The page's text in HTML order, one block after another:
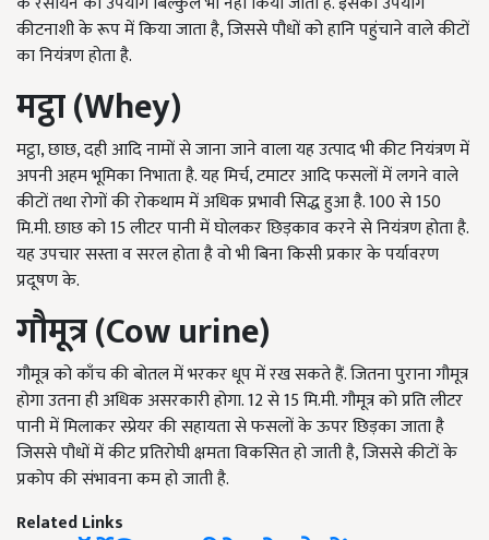
कीटनाशी के रूप में किया जाता है, जिससे पौधों को हानि पहुंचाने वाले कीटों
का नियंत्रण होता है.
मट्ठा (Whey)
मट्ठा, छाछ, दही आदि नामों से जाना जाने वाला यह उत्पाद भी कीट नियंत्रण में
अपनी अहम भूमिका निभाता है. यह मिर्च, टमाटर आदि फसलों में लगने वाले
कीटों तथा रोगों की रोकथाम में अधिक प्रभावी सिद्ध हुआ है. 100 से 150
मि.मी. छाछ को 15 लीटर पानी में घोलकर छिड़काव करने से नियंत्रण होता है.
यह उपचार सस्ता व सरल होता है वो भी बिना किसी प्रकार के पर्यावरण
प्रदूषण के.
गौमूत्र (Cow urine)
गौमूत्र को काँच की बोतल में भरकर धूप में रख सकते हैं. जितना पुराना गौमूत्र
होगा उतना ही अधिक असरकारी होगा. 12 से 15 मि.मी. गौमूत्र को प्रति लीटर
पानी में मिलाकर स्प्रेयर की सहायता से फसलों के ऊपर छिड़का जाता है
जिससे पौधों में कीट प्रतिरोघी क्षमता विकसित हो जाती है, जिससे कीटों के
प्रकोप की संभावना कम हो जाती है.
Related Links